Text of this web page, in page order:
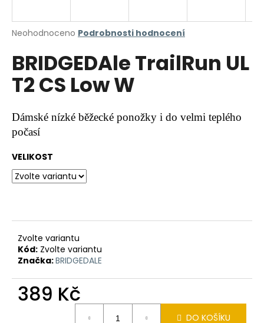
Průměrné
produktu
je
0,0
hvězdiček.
Neohodnoceno Podrobnosti hodnocení
BRIDGEDAle TrailRun UL
T2 CS Low W
Dámské nízké běžecké ponožky i do velmi teplého
počasí
VELIKOST
Zvolte variantu
Kód: Zvolte variantu
Značka:BRIDGEDALE
389 Kč
DO KOŠÍKU
j
t
?
D
u
č
u